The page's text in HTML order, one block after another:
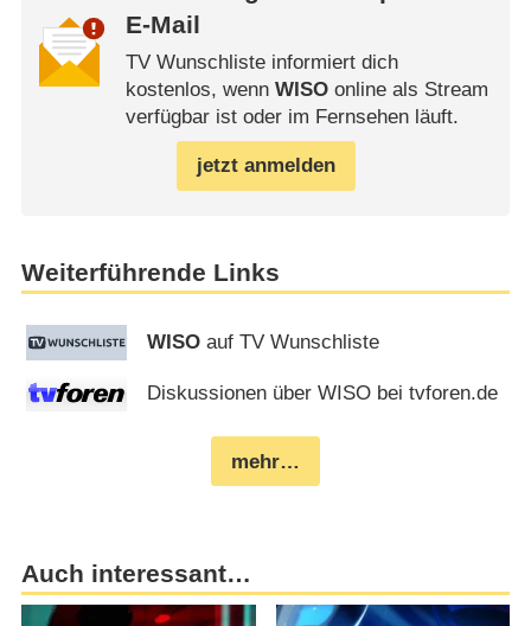
E-Mail
TV Wunschliste informiert dich
kostenlos, wenn WISOonline als Stream
verfügbar ist oder im Fernsehen läuft.
jetzt anmelden
Weiterführende Links
WISO auf TV Wunschliste
Diskussionen über WISO bei tvforen.de
mehr…
Auch interessant…